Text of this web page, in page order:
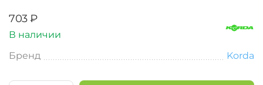
‍703‍₽
В наличии
Бренд
Korda